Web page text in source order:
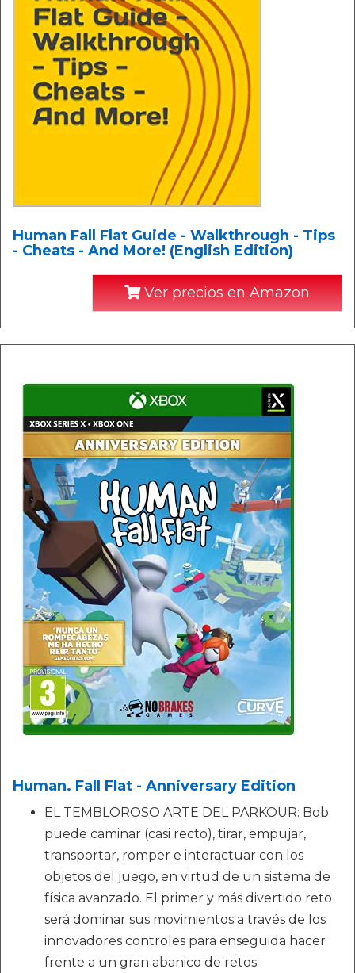
Human Fall Flat Guide - Walkthrough - Tips
- Cheats - And More! (English Edition)
Ver precios en Amazon
Human. Fall Flat - Anniversary Edition
EL TEMBLOROSO ARTE DEL PARKOUR: Bob
puede caminar (casi recto), tirar, empujar,
transportar, romper e interactuar con los
objetos del juego, en virtud de un sistema de
física avanzado. El primer y más divertido reto
será dominar sus movimientos a través de los
innovadores controles para enseguida hacer
frente a un gran abanico de retos